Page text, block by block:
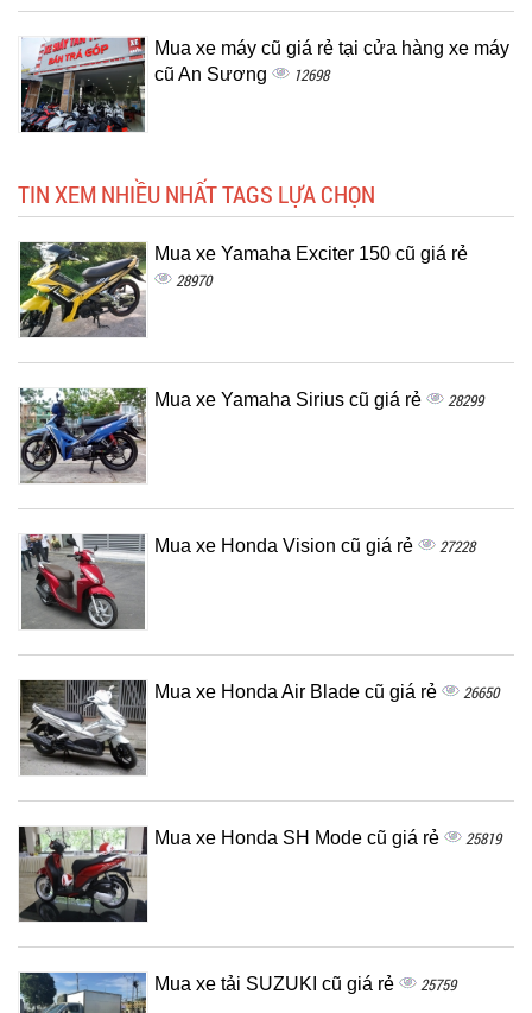
Mua xe máy cũ giá rẻ tại cửa hàng xe máy
cũ An Sương
12698
TIN XEM NHIỀU NHẤT TAGS LỰA CHỌN
Mua xe Yamaha Exciter 150 cũ giá rẻ
28970
Mua xe Yamaha Sirius cũ giá rẻ 28299
Mua xe Honda Vision cũ giá rẻ 27228
Mua xe Honda Air Blade cũ giá rẻ 26650
Mua xe Honda SH Mode cũ giá rẻ 25819
Mua xe tải SUZUKI cũ giá rẻ 25759